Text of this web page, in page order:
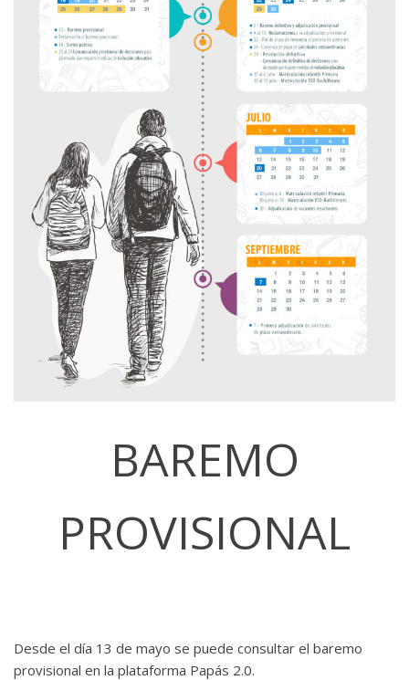
BAREMO
PROVISIONAL
Desde el día 13 de mayo se puede consultar el baremo
provisional en la plataforma Papás 2.0.